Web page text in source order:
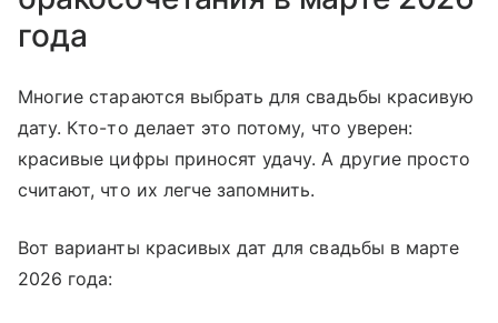
года
Многие стараются выбрать для свадьбы красивую
дату. Кто-то делает это потому, что уверен:
красивые цифры приносят удачу. А другие просто
считают, что их легче запомнить.
Вот варианты красивых дат для свадьбы в марте
2026 года: